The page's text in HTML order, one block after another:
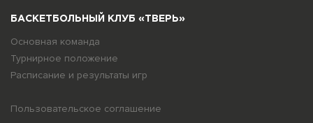
БАСКЕТБОЛЬНЫЙ КЛУБ «ТВЕРЬ»
Основная команда
Турнирное положение
Расписание и результаты игр
Пользовательское соглашение